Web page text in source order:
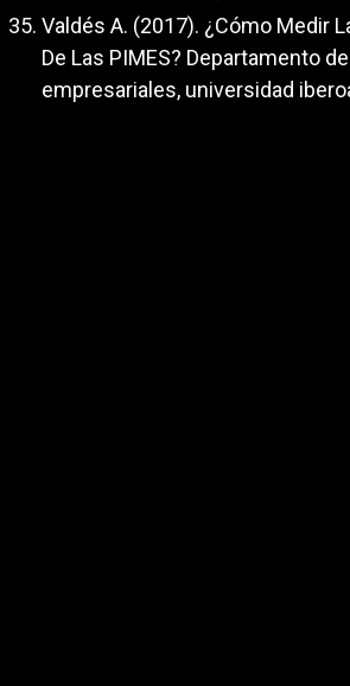
Valdés A. (2017). ¿Cómo Medir
De Las PIMES? Departamento
empresariales, universidad